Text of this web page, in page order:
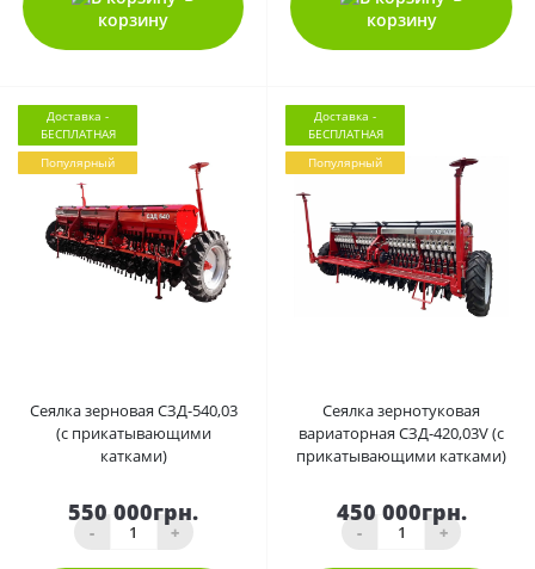
корзину
корзину
Доставка -
БЕСПЛАТНАЯ
Популярный
Сеялка зерновая СЗД-540,03
(с прикатывающими
катками)
550 000грн.
- +
Доставка -
БЕСПЛАТНАЯ
Популярный
Сеялка зернотуковая
вариаторная СЗД-420,03V (с
прикатывающими катками)
450 000грн.
- +